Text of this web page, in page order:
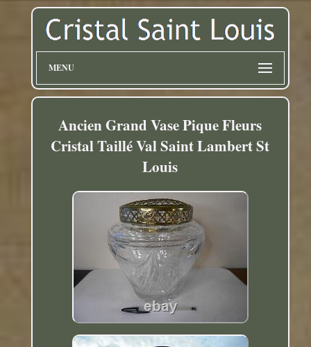
MENU
Ancien Grand Vase Pique Fleurs
Cristal Taillé Val Saint Lambert St
Louis